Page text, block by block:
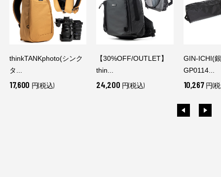
thinkTANKphoto(シンク
タ...
17,600 円(税込)
【30%OFF/OUTLET】
thin...
24,200 円(税込)
GIN-ICHI(
GP0114...
10,267 円(